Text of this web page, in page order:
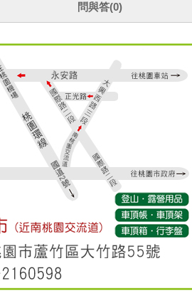
問與答(0)